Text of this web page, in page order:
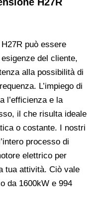
H27R
può essere
del cliente,
alla possibilità di
L’impiego di
l’efficienza e la
il che risulta ideale
o costante. I nostri
processo di
elettrico per
tua attività. Ciò vale
da 1600kW e 994